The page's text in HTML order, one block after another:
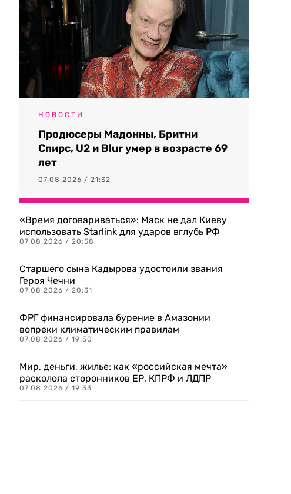
НОВОСТИ
Продюсеры Мадонны, Бритни
Спирс, U2 и Blur умер в возрасте 69
лет
07.08.2026 / 21:32
«Время договариваться»: Маск не дал Киеву
использовать Starlink для ударов вглубь РФ
07.08.2026 / 20:58
Старшего сына Кадырова удостоили звания
Героя Чечни
07.08.2026 / 20:31
ФРГ финансировала бурение в Амазонии
вопреки климатическим правилам
07.08.2026 / 19:50
Мир, деньги, жилье: как «российская мечта»
расколола сторонников ЕР, КПРФ и ЛДПР
07.08.2026 / 19:33